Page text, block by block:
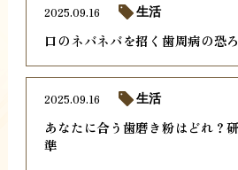
口のネバネバを招く歯周病の恐
2025.09.16 生活
あなたに合う歯磨き粉はどれ？
準
2025.09.16 生活